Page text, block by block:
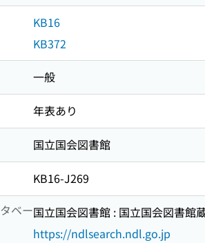
KB16
KB372
一般
年表あり
国立国会図書館
KB16-J269
ベー国立国会図書館 : 国立国会図書館
https://ndlsearch.ndl.go.jp